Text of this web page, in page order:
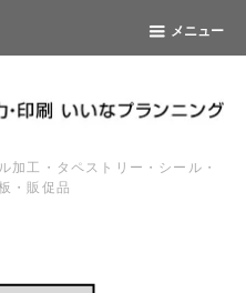
メニュー
加工・タペストリー・シール・
・販促品